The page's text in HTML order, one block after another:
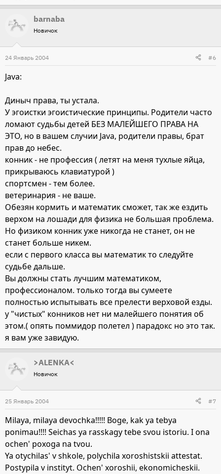
barnaba
Новичок
24 Январь 2004 #6
Java:
Диныч права, ты устала.
У эгоистки эгоистические принципы. Родители часто
ломают судьбы детей БЕЗ МАЛЕЙШЕГО ПРАВА НА
ЭТО, но в вашем случии Java, родители правы, брат
прав до небес.
конник - не профессия ( летят на меня тухлые яйца,
прикрываюсь клавиатурой )
спортсмен - тем более.
ветеринария - не ваше.
Обезян кормить и математик сможет, так же ездить
верхом на лошади для физика не большая проблема.
Но физиком конник уже никогда не станет, он не
станет больше никем.
если с первого класса вы математик то следуйте
судьбе дальше.
Вы должны стать лучшим математиком,
профессионалом. только тогда вы сумеете
полностью испытывать все прелести верховой езды.
у "чистых" конников нет ни малейшего понятия об
этом.( опять поммидор полетел ) парадокс но это так.
я вам уже завидую.
>ALENKA<
Новичок
25 Январь 2004 #7
Milaya, milaya devochka!!!!! Boge, kak ya tebya
ponimau!!!! Seichas ya rasskagy tebe svou istoriu. I ona
ochen' poxoga na tvou.
Ya otychilas' v shkole, polychila xoroshistskii attestat.
Postypila v instityt. Ochen' xoroshii, ekonomicheskii.